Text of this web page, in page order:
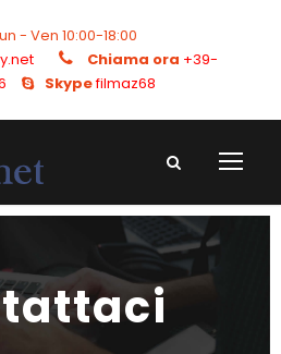
- Ven 10:00-18:00
Chiama ora +39-
- Skypefilmaz68